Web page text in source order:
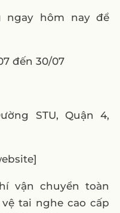
hôm nay để
đến 30/07
STU, Quận 4,
vận chuyển toàn
tai nghe cao cấp